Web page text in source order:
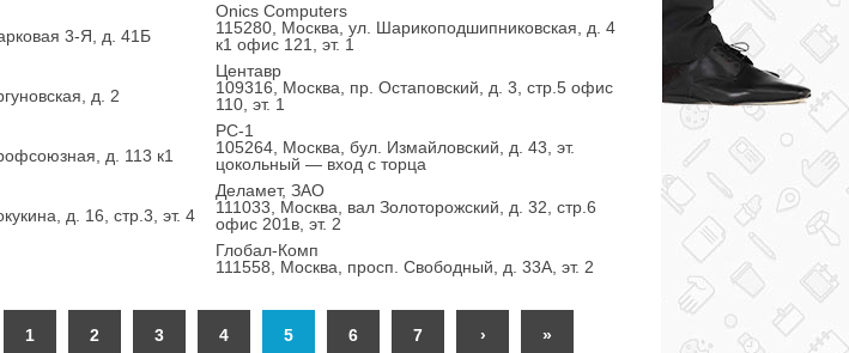
3-Я, д. 41Б
Onics Computers
115280, Москва, ул. Шарикоподшипниковская, д. 4
к1 офис 121, эт. 1
д. 2
Центавр
109316, Москва, пр. Остаповский, д. 3, стр.5 офис
110, эт. 1
д. 113 к1
PC-1
105264, Москва, бул. Измайловский, д. 43, эт.
цокольный — вход с торца
д. 16, стр.3, эт. 4
Деламет, ЗАО
111033, Москва, вал Золоторожский, д. 32, стр.6
офис 201в, эт. 2
Глобал-Комп
111558, Москва, просп. Свободный, д. 33А, эт. 2
1 2 3 4 5 6 7 › »